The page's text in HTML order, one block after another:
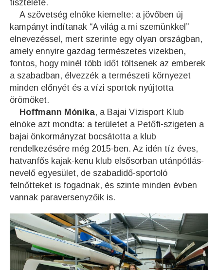
tisztelete.
A szövetség elnöke kiemelte: a jövőben új
kampányt indítanak “A világ a mi szemünkkel”
elnevezéssel, mert szerinte egy olyan országban,
amely ennyire gazdag természetes vizekben,
fontos, hogy minél több időt töltsenek az emberek
a szabadban, élvezzék a természeti környezet
minden előnyét és a vízi sportok nyújtotta
örömöket.
Hoffmann Mónika, a Bajai Vízisport Klub
elnöke azt mondta: a területet a Petőfi-szigeten a
bajai önkormányzat bocsátotta a klub
rendelkezésére még 2015-ben. Az idén tíz éves,
hatvanfős kajak-kenu klub elsősorban utánpótlás-
nevelő egyesület, de szabadidő-sportoló
felnőtteket is fogadnak, és szinte minden évben
vannak paraversenyzőik is.